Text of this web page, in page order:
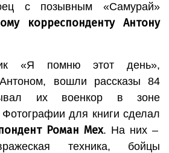
с позывным «Самурай»
корреспонденту Антону
«Я помню этот день»,
вошли рассказы 84
их военкор в зоне
для книги сделал
Роман Мех. На них –
техника, бойцы